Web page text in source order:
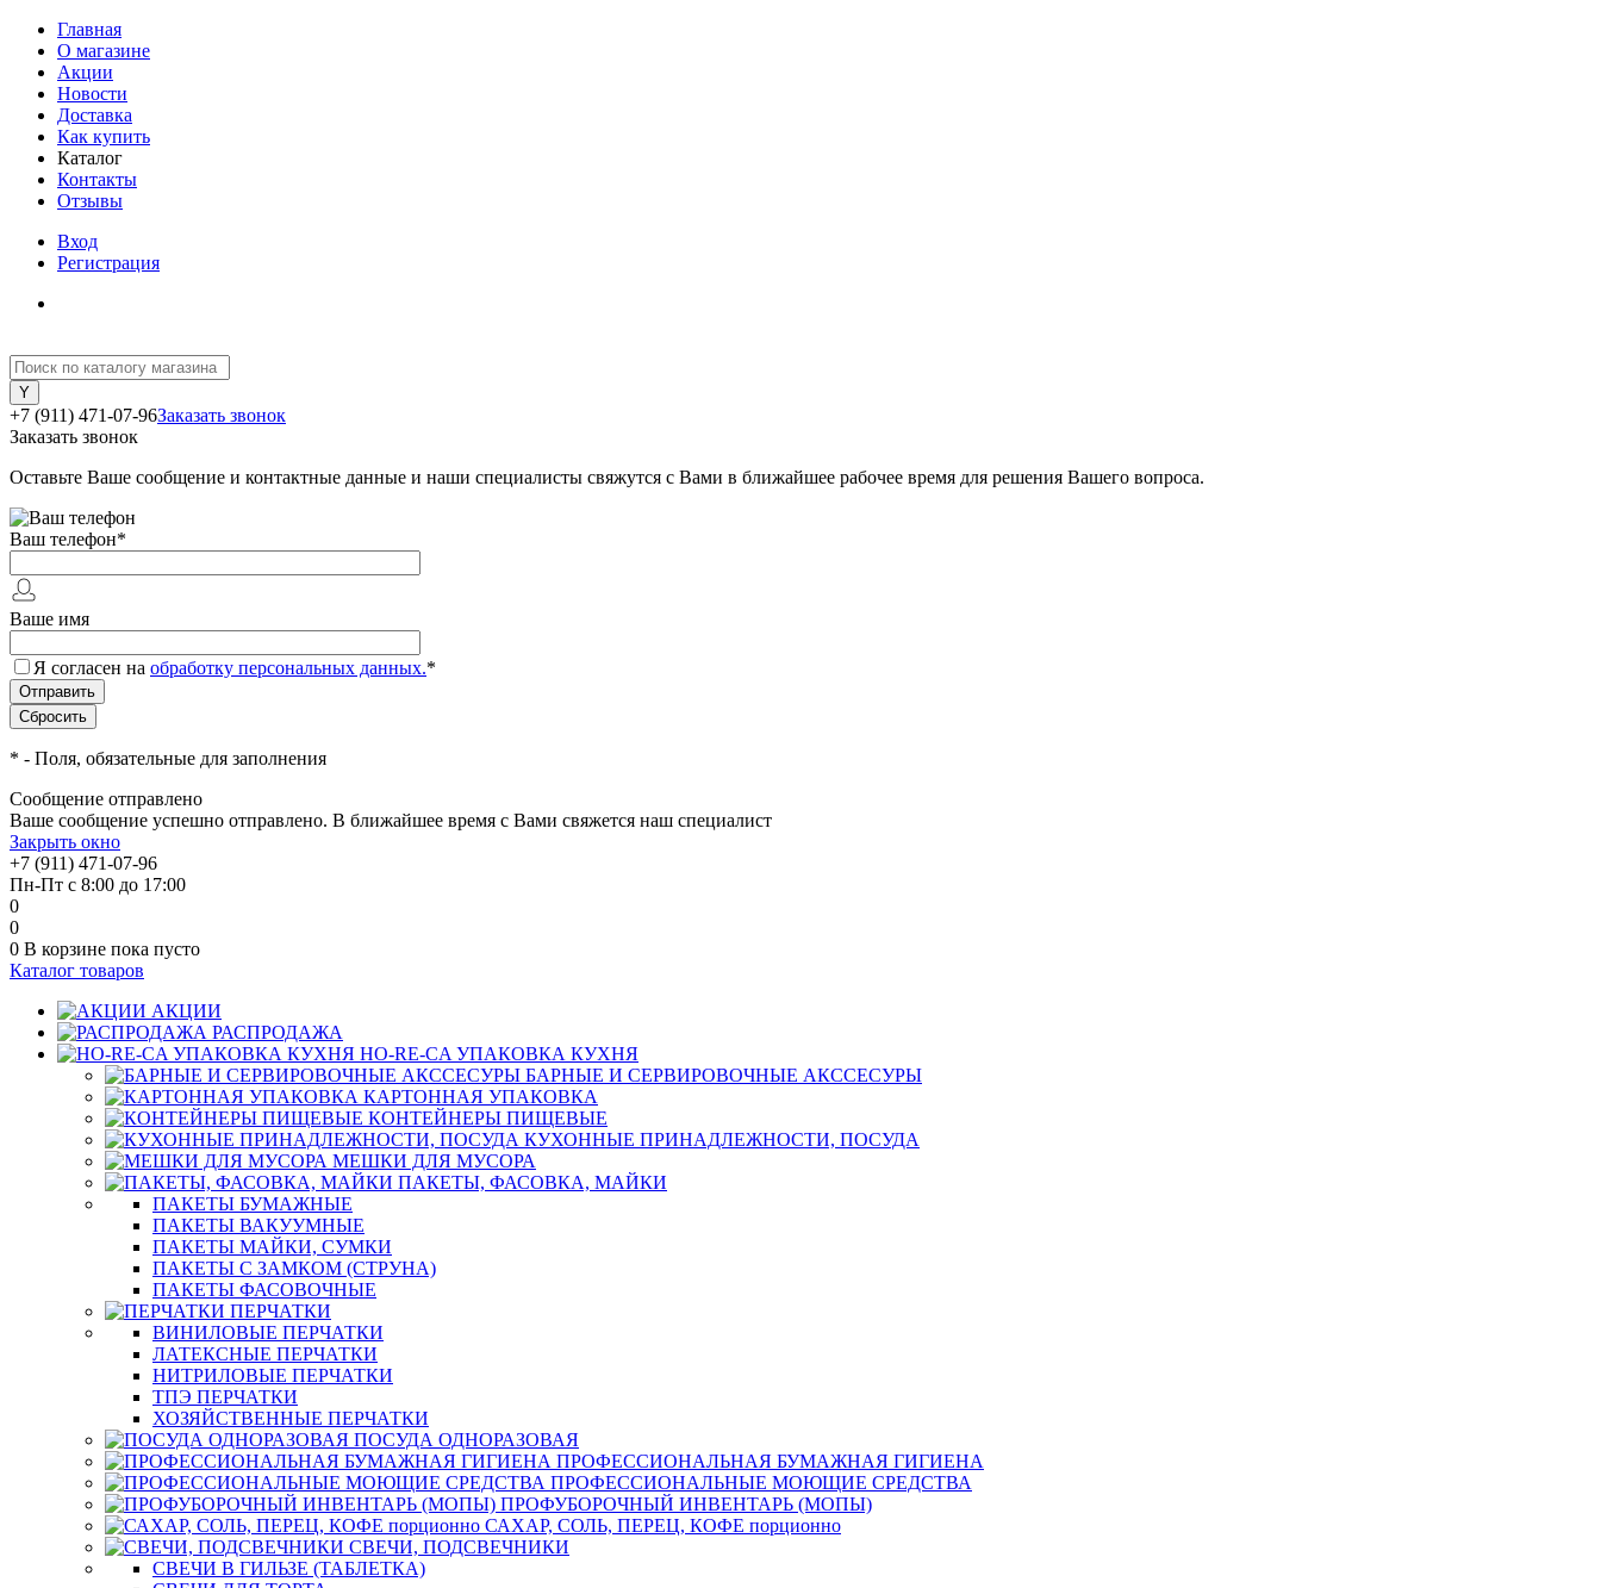
Главная
О магазине
Акции
Новости
Доставка
Как купить
Каталог
Контакты
Отзывы
Вход
Регистрация
+7 (911) 471-07-96Заказать звонок
Заказать звонок
Оставьте Ваше сообщение и контактные данные и наши специалисты свяжутся с Вами в ближайшее рабочее время для решения Вашего вопроса.
Ваш телефон*
Ваше имя
Я согласен на обработку персональных данных.*
* - Поля, обязательные для заполнения
Сообщение отправлено
Ваше сообщение успешно отправлено. В ближайшее время с Вами свяжется наш специалист
Закрыть окно
+7 (911) 471-07-96
Пн-Пт с 8:00 до 17:00
0
0
0 В корзине пока пусто
Каталог товаров
АКЦИИ
РАСПРОДАЖА
HO-RE-CA УПАКОВКА КУХНЯ
БАРНЫЕ И СЕРВИРОВОЧНЫЕ АКССЕСУРЫ
КАРТОННАЯ УПАКОВКА
КОНТЕЙНЕРЫ ПИЩЕВЫЕ
КУХОННЫЕ ПРИНАДЛЕЖНОСТИ, ПОСУДА
МЕШКИ ДЛЯ МУСОРА
ПАКЕТЫ, ФАСОВКА, МАЙКИ
ПАКЕТЫ БУМАЖНЫЕ
ПАКЕТЫ ВАКУУМНЫЕ
ПАКЕТЫ МАЙКИ, СУМКИ
ПАКЕТЫ С ЗАМКОМ (СТРУНА)
ПАКЕТЫ ФАСОВОЧНЫЕ
ПЕРЧАТКИ
ВИНИЛОВЫЕ ПЕРЧАТКИ
ЛАТЕКСНЫЕ ПЕРЧАТКИ
НИТРИЛОВЫЕ ПЕРЧАТКИ
ТПЭ ПЕРЧАТКИ
ХОЗЯЙСТВЕННЫЕ ПЕРЧАТКИ
ПОСУДА ОДНОРАЗОВАЯ
ПРОФЕССИОНАЛЬНАЯ БУМАЖНАЯ ГИГИЕНА
ПРОФЕССИОНАЛЬНЫЕ МОЮЩИЕ СРЕДСТВА
ПРОФУБОРОЧНЫЙ ИНВЕНТАРЬ (МОПЫ)
САХАР, СОЛЬ, ПЕРЕЦ, КОФЕ порционно
СВЕЧИ, ПОДСВЕЧНИКИ
СВЕЧИ В ГИЛЬЗЕ (ТАБЛЕТКА)